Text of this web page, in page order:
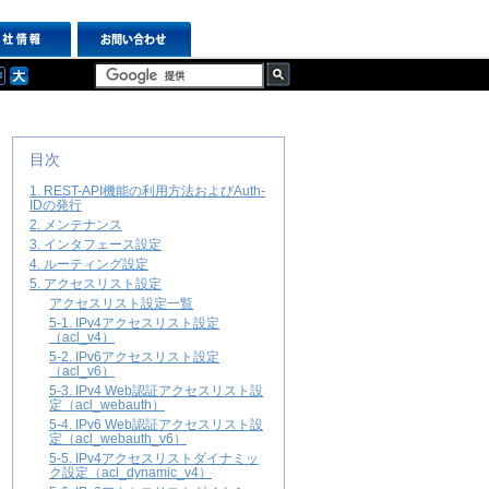
目次
1. REST-API機能の利用方法およびAuth-
IDの発行
2. メンテナンス
3. インタフェース設定
4. ルーティング設定
5. アクセスリスト設定
アクセスリスト設定一覧
5-1. IPv4アクセスリスト設定
（acl_v4）
5-2. IPv6アクセスリスト設定
（acl_v6）
5-3. IPv4 Web認証アクセスリスト設
定（acl_webauth）
5-4. IPv6 Web認証アクセスリスト設
定（acl_webauth_v6）
5-5. IPv4アクセスリストダイナミッ
ク設定（acl_dynamic_v4）